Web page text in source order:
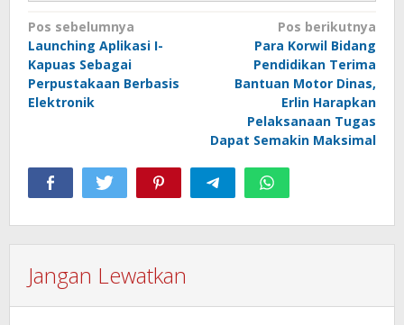
Navigasi
pos
Pos sebelumnya
Launching Aplikasi I-
Kapuas Sebagai
Perpustakaan Berbasis
Elektronik
Pos berikutnya
Para Korwil Bidang
Pendidikan Terima
Bantuan Motor Dinas,
Erlin Harapkan
Pelaksanaan Tugas
Dapat Semakin Maksimal
Jangan Lewatkan